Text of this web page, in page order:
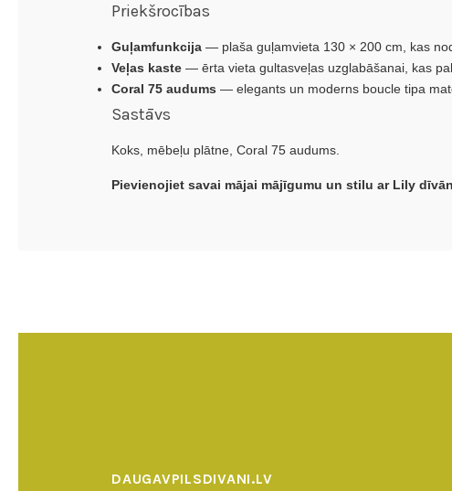
Priekšrocības
Guļamfunkcija — plaša guļamvieta 130 × 200 cm, kas
Veļas kaste — ērta vieta gultasveļas uzglabāšanai, kas
Coral 75 audums — elegants un moderns boucle tipa
Sastāvs
Koks, mēbeļu plātne, Coral 75 audums.
Pievienojiet savai mājai mājīgumu un stilu ar Lily
DAUGAVPILSDIVANI.LV